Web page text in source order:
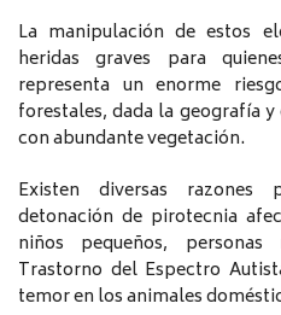
La manipulación de estos
heridas graves para
representa un enorme
forestales, dada la geografía
con abundante vegetación.
Existen diversas
detonación de pirotecnia
niños pequeños,
Trastorno del Espectro
temor en los animales